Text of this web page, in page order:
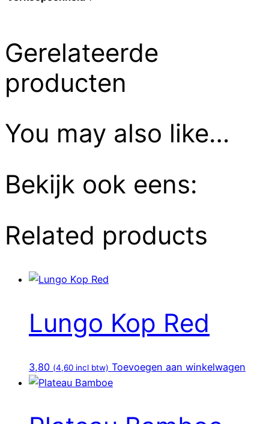
Gerelateerde
producten
You may also like…
Bekijk ook eens:
Related products
Lungo Kop Red
3,80 (4,60 incl btw) Toevoegen aan winkelwagen